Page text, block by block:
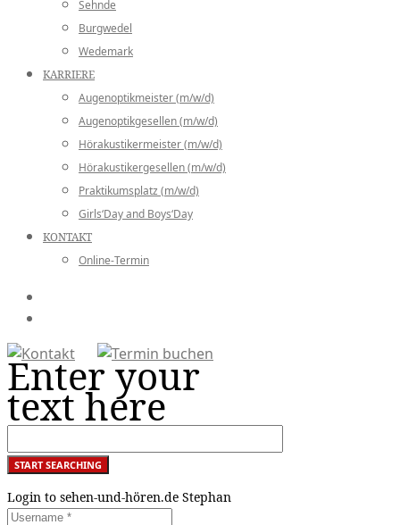
Sehnde
Burgwedel
Wedemark
KARRIERE
Augenoptikmeister (m/w/d)
Augenoptikgesellen (m/w/d)
Hörakustikermeister (m/w/d)
Hörakustikergesellen (m/w/d)
Praktikumsplatz (m/w/d)
Girls‘Day and Boys‘Day
KONTAKT
Online-Termin
Enter your
text here
Login to sehen-und-hören.de Stephan